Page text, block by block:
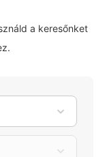
a keresőnket